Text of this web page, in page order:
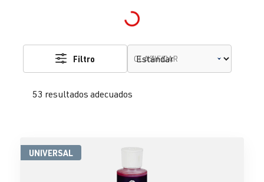
Loading...
53 resultados adecuados
Filtro CLASIFICAR
UNIVERSAL